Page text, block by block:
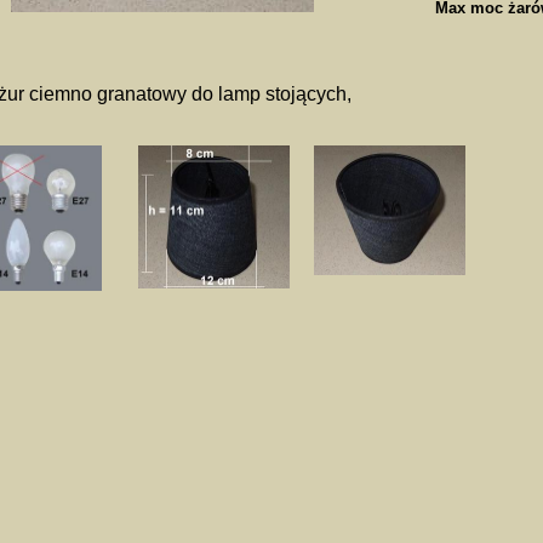
Max moc
ciemno granatowy do lamp stojących,